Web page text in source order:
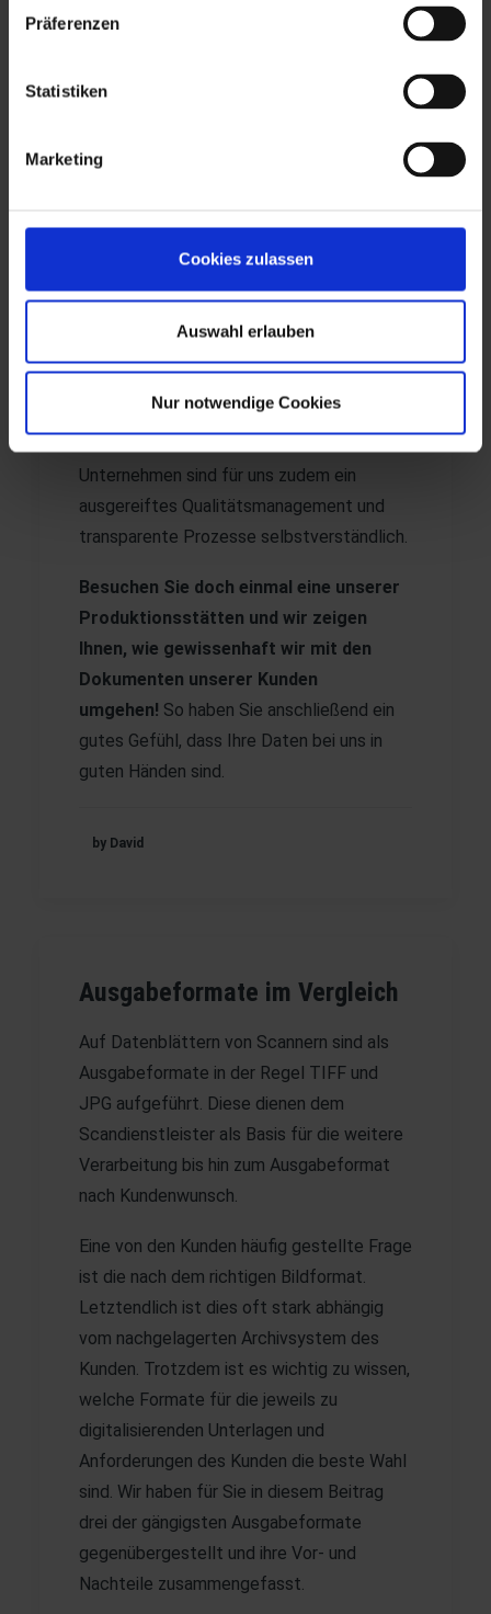
Präferenzen
Statistiken
Marketing
Cookies zulassen
Auswahl erlauben
Nur notwendige Cookies
Digitalisierungsvorhaben unterstützt.
Sie weitergeben. Das Thema Datenschutz
gelebte Praxis. So arbeiten wir
beispielsweise seit Jahren nach den
Richtlinien des
Bundesdatenschutzgesetzes und sind mit
Sozialversicherung) vertraut. Als ein nach
Unternehmen sind für uns zudem ein
ausgereiftes Qualitätsmanagement und
transparente Prozesse selbstverständlich.
Besuchen Sie doch einmal eine unserer
Produktionsstätten und wir zeigen
Ihnen, wie gewissenhaft wir mit den
Dokumenten unserer Kunden
umgehen! So haben Sie anschließend ein
gutes Gefühl, dass Ihre Daten bei uns in
guten Händen sind.
by David
Ausgabeformate im Vergleich
Auf Datenblättern von Scannern sind als
Ausgabeformate in der Regel TIFF und
JPG aufgeführt. Diese dienen dem
Scandienstleister als Basis für die weitere
Verarbeitung bis hin zum Ausgabeformat
nach Kundenwunsch.
Eine von den Kunden häufig gestellte Frage
ist die nach dem richtigen Bildformat.
Letztendlich ist dies oft stark abhängig
vom nachgelagerten Archivsystem des
Kunden. Trotzdem ist es wichtig zu wissen,
welche Formate für die jeweils zu
digitalisierenden Unterlagen und
Anforderungen des Kunden die beste Wahl
sind. Wir haben für Sie in diesem Beitrag
drei der gängigsten Ausgabeformate
gegenübergestellt und ihre Vor- und
Nachteile zusammengefasst.